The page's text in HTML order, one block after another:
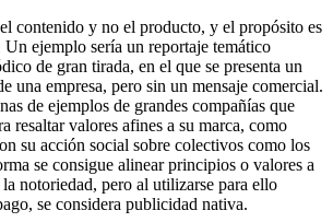
contenido y no el producto, y el propósito es
ejemplo sería un reportaje temático
de gran tirada, en el que se presenta un
una empresa, pero sin un mensaje comercial.
de ejemplos de grandes compañías que
resaltar valores afines a su marca, como
su acción social sobre colectivos como los
se consigue alinear principios o valores a
notoriedad, pero al utilizarse para ello
se considera publicidad nativa.